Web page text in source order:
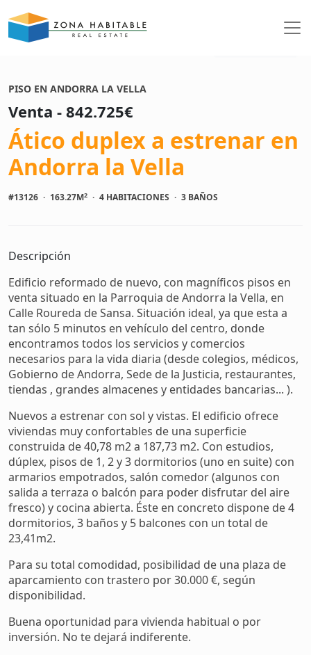
PISO EN ANDORRA LA VELLA
Venta - 842.725€
Ático duplex a estrenar en
Andorra la Vella
#13126 · 163.27M2 · 4 HABITACIONES · 3 BAÑOS
Descripción
Edificio reformado de nuevo, con magníficos pisos en
venta situado en la Parroquia de Andorra la Vella, en
Calle Roureda de Sansa. Situación ideal, ya que esta a
tan sólo 5 minutos en vehículo del centro, donde
encontramos todos los servicios y comercios
necesarios para la vida diaria (desde colegios, médicos,
Gobierno de Andorra, Sede de la Justicia, restaurantes,
tiendas , grandes almacenes y entidades bancarias... ).
Nuevos a estrenar con sol y vistas. El edificio ofrece
viviendas muy confortables de una superficie
construida de 40,78 m2 a 187,73 m2. Con estudios,
dúplex, pisos de 1, 2 y 3 dormitorios (uno en suite) con
armarios empotrados, salón comedor (algunos con
salida a terraza o balcón para poder disfrutar del aire
fresco) y cocina abierta. Éste en concreto dispone de 4
dormitorios, 3 baños y 5 balcones con un total de
23,41m2.
Para su total comodidad, posibilidad de una plaza de
aparcamiento con trastero por 30.000 €, según
disponibilidad.
Buena oportunidad para vivienda habitual o por
inversión. No te dejará indiferente.